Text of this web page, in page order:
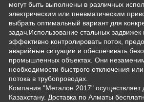
могут быть выполнены в различных
электрическим или пневматическим
выбрать оптимальный вариант для
задач.Использование стальных задвижек
эффективно контролировать поток,
аварийные ситуации и обеспечивать
промышленных объектах. Они
необходимости быстрого отключения
потока в трубопроводах.
Компания "Металон 2017" осуществляет
Казахстану. Доставка по Алматы